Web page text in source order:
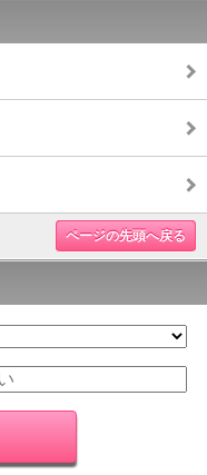
ページの先頭へ戻る